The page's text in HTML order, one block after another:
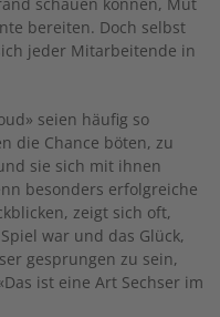
bereiten. Doch selbst
jeder Mitarbeitende in
seien häufig so
die Chance böten, zu
sie sich mit ihnen
besonders erfolgreiche
zeigt sich oft,
war und das Glück,
gesprungen zu sein,
ist eine Art Sechser im